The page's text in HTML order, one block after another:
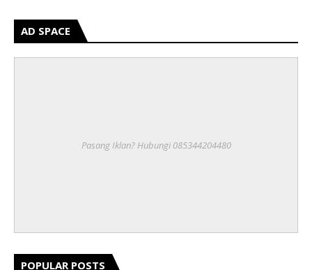
AD SPACE
Pasang Iklan? Hubungi 085344204480
POPULAR POSTS